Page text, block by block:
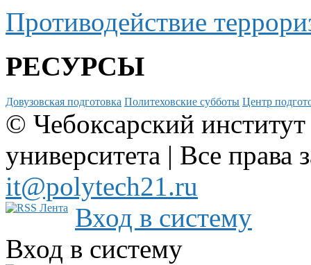
Противодействие
РЕСУРСЫ
Довузовская подготовка Политеховские субботы Центр
© Чебоксарский
университета | Все
it@polytech21.ru
Вход в систему
Вход в систему